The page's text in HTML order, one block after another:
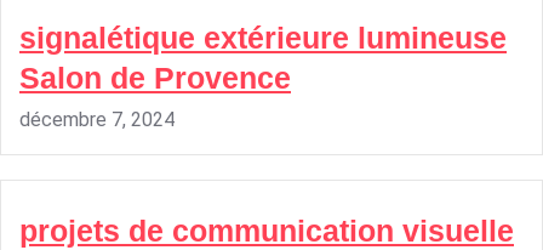
signalétique extérieure lumineuse
Salon de Provence
décembre 7, 2024
projets de communication visuelle